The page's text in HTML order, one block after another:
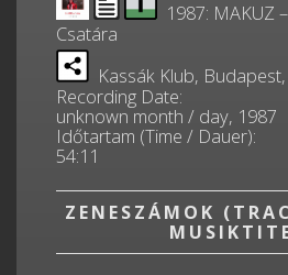
1987: MAKUZ
Csatára
Kassák Klub,
Recording Date:
unknown month / day, 1987
Időtartam (Time / Dauer):
54:11
ZENESZÁMOK